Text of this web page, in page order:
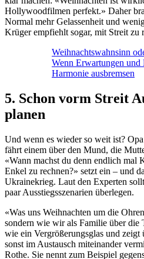
Hollywoodfilmen perfekt.» Daher
Normal mehr Gelassenheit und
Krüger empfiehlt sogar, mit Streit zu
Weihnachtswahnsinn
Wenn Erwartungen und
Harmonie ausbremsen
5. Schon vorm Streit
planen
Und wenn es wieder so weit ist?
fährt einem über den Mund, die
«Wann machst du denn endlich mal
Enkel zu rechnen?» setzt ein – und
Ukrainekrieg. Laut den Experten
paar Ausstiegsszenarien überlegen.
«Was uns Weihnachten um die
sondern wie wir als Familie über die
wie ein Vergrößerungsglas und
sonst im Austausch miteinander
Rothe. Sie nennt zum Beispiel